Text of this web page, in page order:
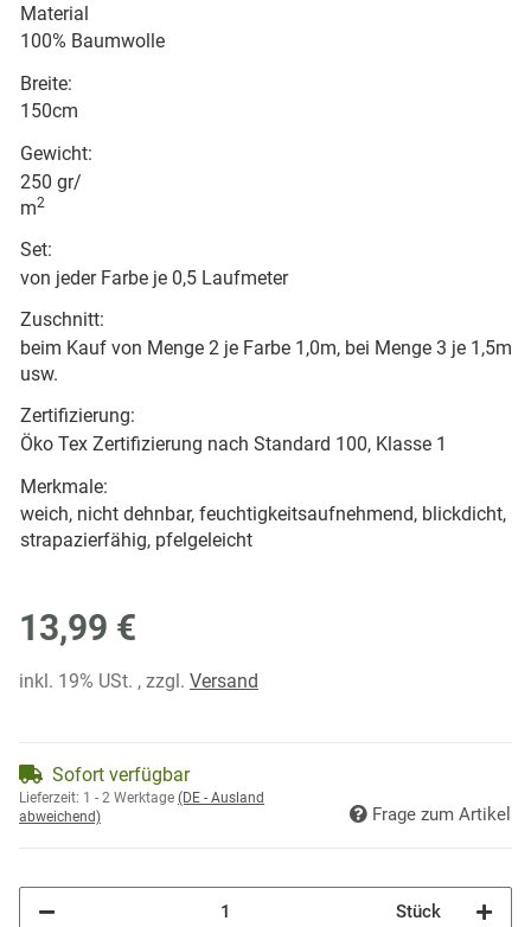
Material
100% Baumwolle
Breite:
150cm
Gewicht:
250 gr/
m2
Set:
von jeder Farbe je 0,5 Laufmeter
Zuschnitt:
beim Kauf von Menge 2 je Farbe 1,0m, bei Menge 3 je 1,5m
usw.
Zertifizierung:
Öko Tex Zertifizierung nach Standard 100, Klasse 1
Merkmale:
weich, nicht dehnbar, feuchtigkeitsaufnehmend, blickdicht,
strapazierfähig, pfelgeleicht
13,99 €
inkl. 19% USt. , zzgl. Versand
Sofort verfügbar
Lieferzeit: 1 - 2 Werktage (DE - Ausland
abweichend)
Frage zum Artikel
Stück